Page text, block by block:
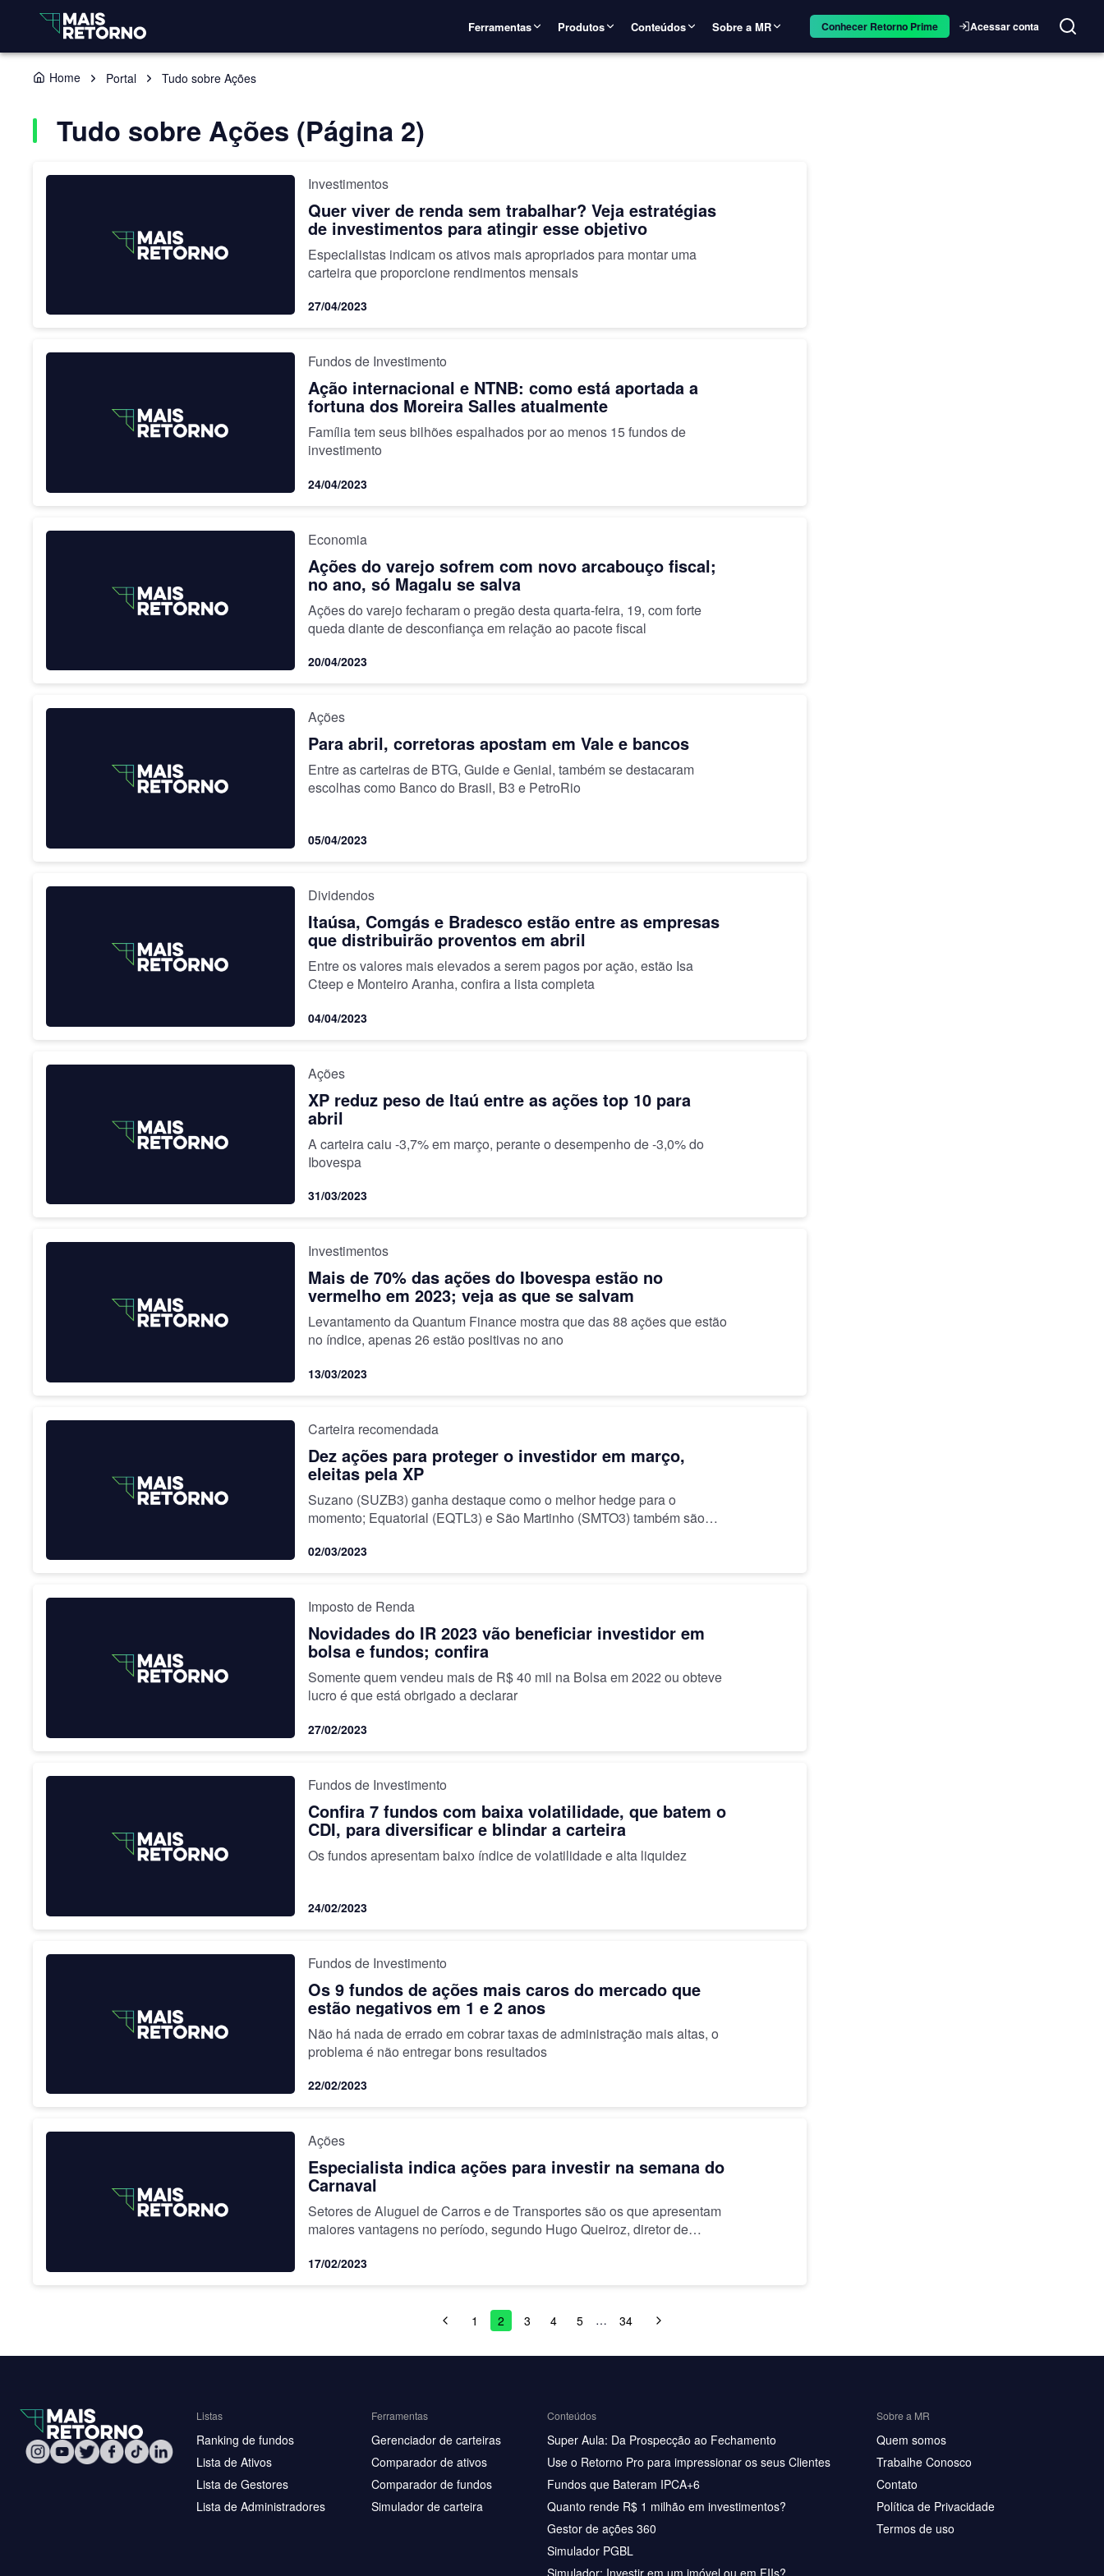
Ferramentas Produtos Conteúdos Sobre a MR Conhecer Retorno Prime Acessar conta
Home Portal Tudo sobre Ações
Tudo sobre Ações (Página 2)
Investimentos
Quer viver de renda sem trabalhar? Veja estratégias
de investimentos para atingir esse objetivo
Especialistas indicam os ativos mais apropriados para montar uma
carteira que proporcione rendimentos mensais
27/04/2023
Fundos de Investimento
Ação internacional e NTNB: como está aportada a
fortuna dos Moreira Salles atualmente
Família tem seus bilhões espalhados por ao menos 15 fundos de
investimento
24/04/2023
Economia
Ações do varejo sofrem com novo arcabouço fiscal;
no ano, só Magalu se salva
Ações do varejo fecharam o pregão desta quarta-feira, 19, com forte
queda diante de desconfiança em relação ao pacote fiscal
20/04/2023
Ações
Para abril, corretoras apostam em Vale e bancos
Entre as carteiras de BTG, Guide e Genial, também se destacaram
escolhas como Banco do Brasil, B3 e PetroRio
05/04/2023
Dividendos
Itaúsa, Comgás e Bradesco estão entre as empresas
que distribuirão proventos em abril
Entre os valores mais elevados a serem pagos por ação, estão Isa
Cteep e Monteiro Aranha, confira a lista completa
04/04/2023
Ações
XP reduz peso de Itaú entre as ações top 10 para
abril
A carteira caiu -3,7% em março, perante o desempenho de -3,0% do
Ibovespa
31/03/2023
Investimentos
Mais de 70% das ações do Ibovespa estão no
vermelho em 2023; veja as que se salvam
Levantamento da Quantum Finance mostra que das 88 ações que estão
no índice, apenas 26 estão positivas no ano
13/03/2023
Carteira recomendada
Dez ações para proteger o investidor em março,
eleitas pela XP
Suzano (SUZB3) ganha destaque como o melhor hedge para o
momento; Equatorial (EQTL3) e São Martinho (SMTO3) também são
02/03/2023
Imposto de Renda
Novidades do IR 2023 vão beneficiar investidor em
bolsa e fundos; confira
Somente quem vendeu mais de R$ 40 mil na Bolsa em 2022 ou obteve
lucro é que está obrigado a declarar
27/02/2023
Fundos de Investimento
Confira 7 fundos com baixa volatilidade, que batem o
CDI, para diversificar e blindar a carteira
Os fundos apresentam baixo índice de volatilidade e alta liquidez
24/02/2023
Fundos de Investimento
Os 9 fundos de ações mais caros do mercado que
estão negativos em 1 e 2 anos
Não há nada de errado em cobrar taxas de administração mais altas, o
problema é não entregar bons resultados
22/02/2023
Ações
Especialista indica ações para investir na semana do
Carnaval
Setores de Aluguel de Carros e de Transportes são os que apresentam
maiores vantagens no período, segundo Hugo Queiroz, diretor de
17/02/2023
1 2 3 4 5 … 34
Listas
Ranking de fundos
Lista de Ativos
Lista de Gestores
Lista de Administradores
Ferramentas
Gerenciador de carteiras
Comparador de ativos
Comparador de fundos
Simulador de carteira
Conteúdos
Super Aula: Da Prospecção ao Fechamento
Use o Retorno Pro para impressionar os seus Clientes
Fundos que Bateram IPCA+6
Quanto rende R$ 1 milhão em investimentos?
Gestor de ações 360
Simulador PGBL
Sobre a MR
Quem somos
Trabalhe Conosco
Contato
Política de Privacidade
Termos de uso